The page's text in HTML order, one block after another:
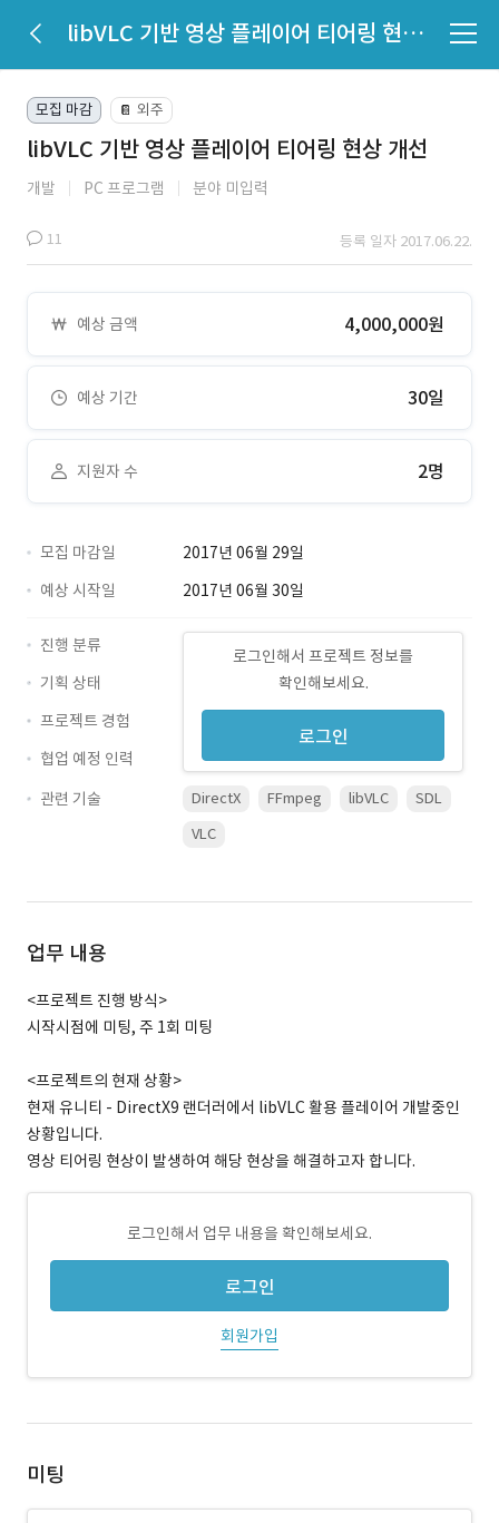
libVLC 기반 영상 플레이어 티어링 현상 개선
모집 마감 📔 외주
libVLC 기반 영상 플레이어 티어링 현상 개선
개발 PC 프로그램 분야 미입력
11 등록 일자 2017.06.22.
예상 금액 4,000,000원
예상 기간 30일
지원자 수 2명
모집 마감일
2017년 06월 29일
예상 시작일
2017년 06월 30일
로그인해서 프로젝트 정보를
확인해보세요.
로그인
진행 분류
기획 상태
프로젝트 경험
협업 예정 인력
관련 기술
DirectX FFmpeg libVLC
SDL
VLC
업무 내용
<프로젝트 진행 방식>
시작시점에 미팅, 주 1회 미팅
<프로젝트의 현재 상황>
현재 유니티 - DirectX9 랜더러에서 libVLC 활용 플레이어 개발중인
상황입니다.
영상 티어링 현상이 발생하여 해당 현상을 해결하고자 합니다.
로그인해서 업무 내용을 확인해보세요.
로그인
회원가입
미팅